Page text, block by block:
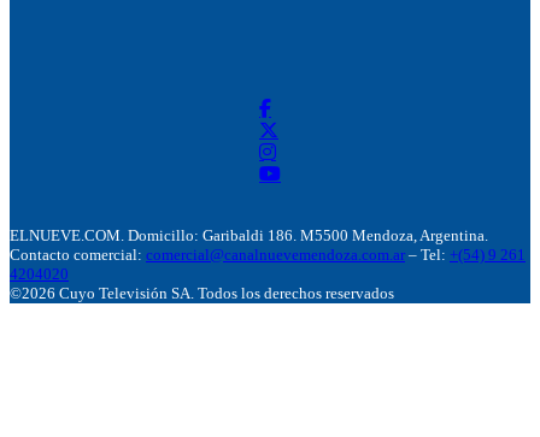
ELNUEVE.COM. Domicillo: Garibaldi 186. M5500 Mendoza, Argentina.
Contacto comercial: comercial@canalnuevemendoza.com.ar – Tel: +(54) 9 261
4204020
©2026 Cuyo Televisión SA. Todos los derechos reservados